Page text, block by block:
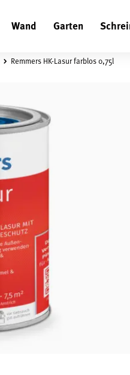
Wand Garten
Remmers HK-Lasur farblos 0,75l